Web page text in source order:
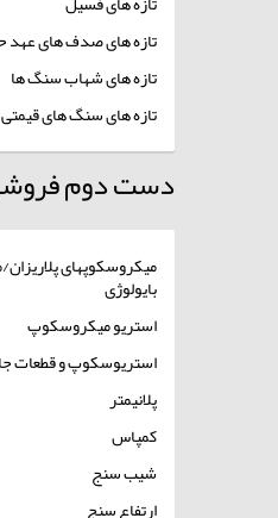
تازه های صدف های عهد
تازه های شهاب سنگ ها
تازه های سنگ های قیمتی
دست دوم
میکروسکوپهای
بایولوژی
استریو میکروسکوپ
استریوسکوپ و قطعات
پلانیمتر
کمپاس
شیب سنج
ارتفاع سنج